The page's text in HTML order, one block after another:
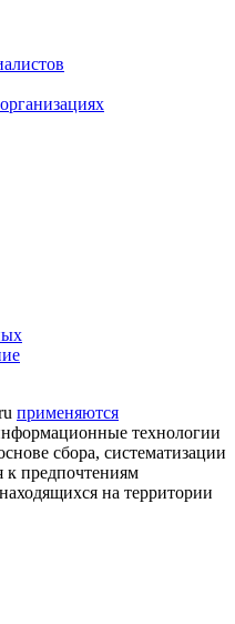
применяются
технологии
сбора, систематизации
к предпочтениям
на территории